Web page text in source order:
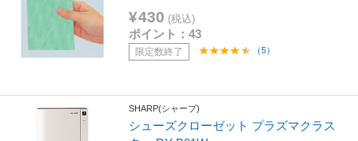
¥430 (税込)
ポイント：43
限定数終了 （5）
SHARP(シャープ)
シューズクローゼット プラズマクラス